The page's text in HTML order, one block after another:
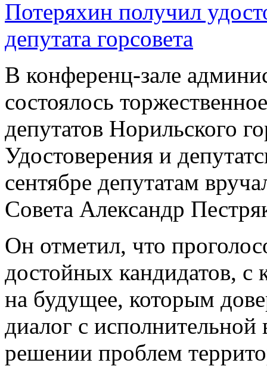
В конференц-зале
состоялось
депутатов Норильского
Удостоверения и
сентябре депутатам
Совета Александр
Он отметил, что
достойных кандидатов,
на будущее, которым
диалог с
решении проблем